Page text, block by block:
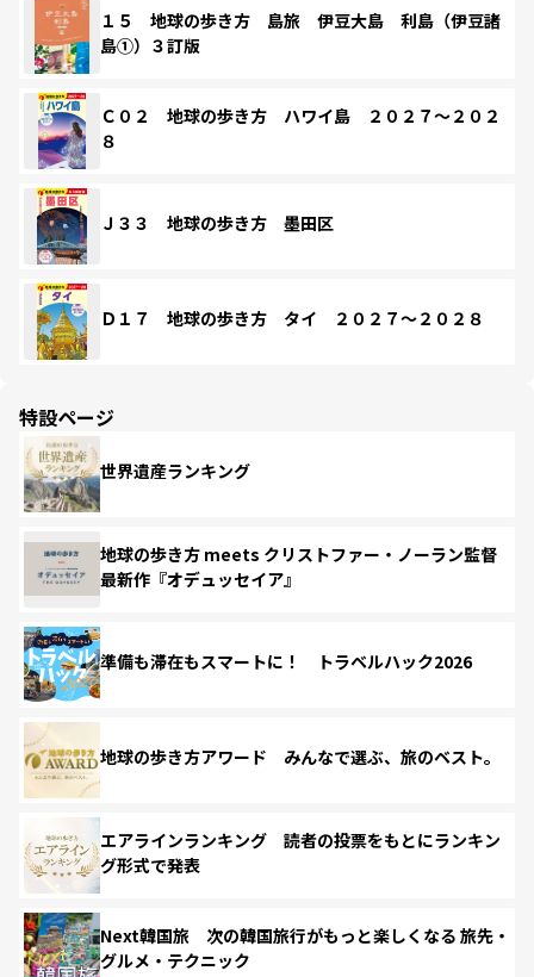
１５ 地球の歩き方 島旅 伊豆大島 利島（伊豆諸
島①）３訂版
Ｃ０２ 地球の歩き方 ハワイ島 ２０２７～２０２
８
Ｊ３３ 地球の歩き方 墨田区
Ｄ１７ 地球の歩き方 タイ ２０２７～２０２８
特設ページ
世界遺産ランキング
地球の歩き方 meets クリストファー・ノーラン監督
最新作『オデュッセイア』
準備も滞在もスマートに！ トラベルハック2026
地球の歩き方アワード みんなで選ぶ、旅のベスト。
エアラインランキング 読者の投票をもとにランキン
グ形式で発表
Next韓国旅 次の韓国旅行がもっと楽しくなる 旅先・
グルメ・テクニック